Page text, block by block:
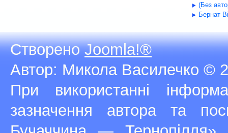
(Без
Бернат
СтвореноJoomla!®
Автор: Микола Василечко ©
При використанні
зазначення автора та